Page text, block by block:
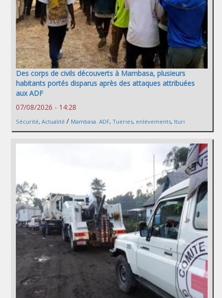
Des corps de civils découverts à Mambasa, plusieurs
habitants portés disparus après des attaques attribuées
aux ADF
07/08/2026 - 14:28
Sécurité, Actualité / Mambasa. ADF, Tueries, enlèvements, Ituri